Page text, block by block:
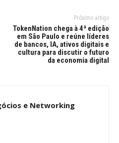
Próximo artigo
TokenNation chega à 4ª edição
em São Paulo e reúne líderes
de bancos, IA, ativos digitais e
cultura para discutir o futuro
da economia digital
e Networking